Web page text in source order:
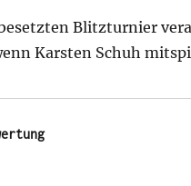
Blitzturnier
Karsten Schuh